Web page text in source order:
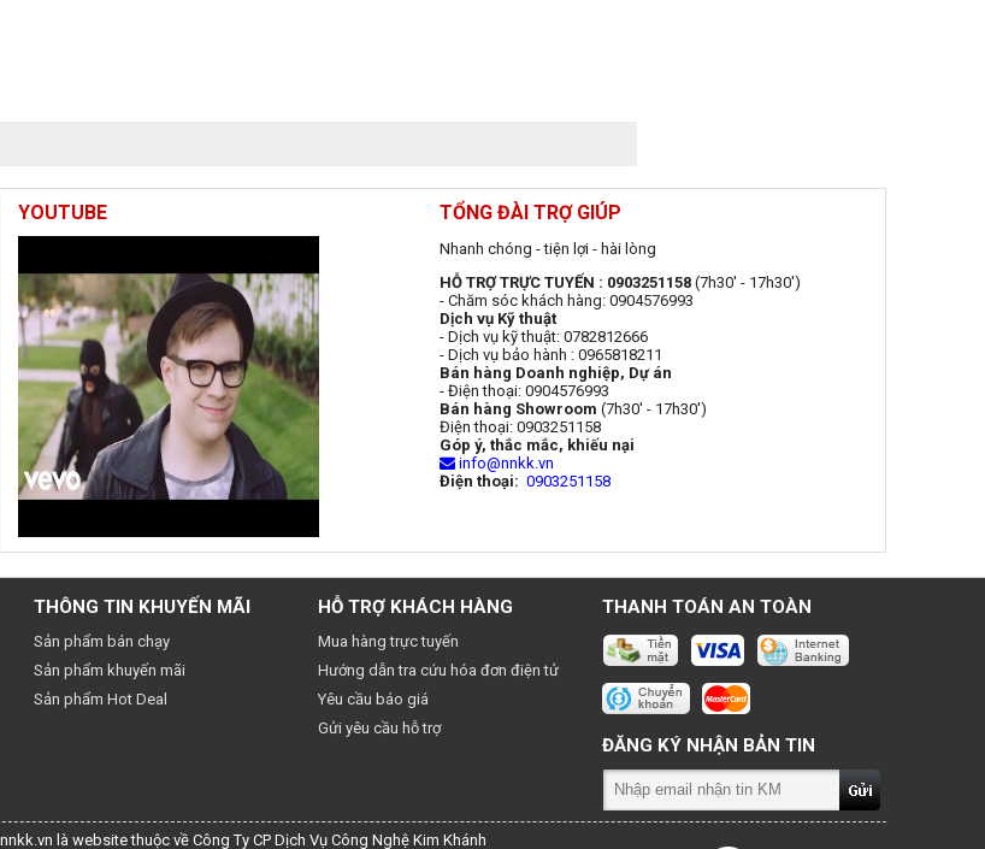
YOUTUBE TỔNG ĐÀI TRỢ GIÚP
Nhanh chóng - tiện lợi - hài lòng
HỖ TRỢ TRỰC TUYẾN : 0903251158 (7h30' - 17h30')
- Chăm sóc khách hàng: 0904576993
Dịch vụ Kỹ thuật
- Dịch vụ kỹ thuật: 0782812666
- Dịch vụ bảo hành : 0965818211
Bán hàng Doanh nghiệp, Dự án
- Điện thoại: 0904576993
Bán hàng Showroom (7h30' - 17h30')
Điện thoại: 0903251158
Góp ý, thắc mắc, khiếu nại
info@nnkk.vn
Điện thoại: 0903251158
THÔNG TIN KHUYẾN MÃI
Sản phẩm bán chạy
Sản phẩm khuyến mãi
Sản phẩm Hot Deal
HỖ TRỢ KHÁCH HÀNG
Mua hàng trực tuyến
Hướng dẫn tra cứu hóa đơn điện tử
Yêu cầu báo giá
Gửi yêu cầu hỗ trợ
THANH TOÁN AN TOÀN
ĐĂNG KÝ NHẬN BẢN TIN
là website thuộc về Công Ty CP Dịch Vụ Công Nghệ Kim Khánh